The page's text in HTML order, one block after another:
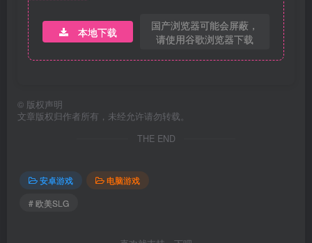
本地下载
国产浏览器可能会屏蔽，
请使用谷歌浏览器下载
© 版权声明
文章版权归作者所有，未经允许请勿转载。
THE END
安卓游戏
电脑游戏
# 欧美SLG